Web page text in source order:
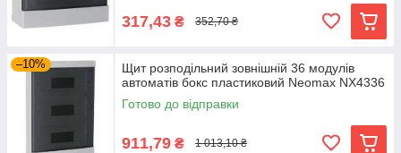
317,43 ₴ 352,70 ₴
–10%
Щит розподільний зовнішній 36 модулів
автоматів бокс пластиковий Neomax NX4336
Готово до відправки
911,79 ₴ 1 013,10 ₴